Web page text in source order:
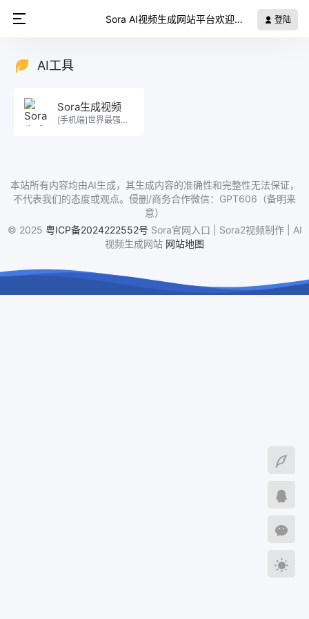
Sora AI视频生成网站平台欢迎您 登陆
AI工具
Sora生成视频
[手机端]世界最强sora2视频生成。
本站所有内容均由AI生成，其生成内容的准确性和完整性无法保证，
不代表我们的态度或观点。侵删/商务合作微信：GPT606（备明来
意）
© 2025 粤ICP备2024222552号 Sora官网入口 | Sora2视频制作 | AI
视频生成网站 网站地图